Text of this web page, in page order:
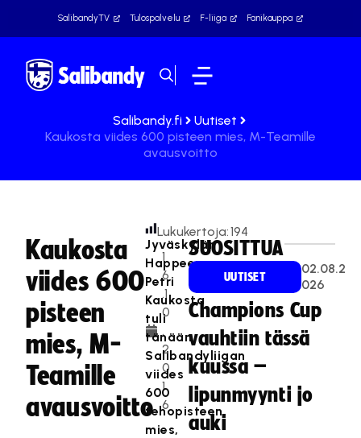
SalibandyTV Tulospalvelu F-liiga Fanikauppa
Salibandy.fi
Uutiset
Kaukosta viides 600 pisteen mies, M-Teamille
avausvoitto
Kaukosta
viides 600
pisteen
mies, M-
Teamille
avausvoitto
1
6
.1
0
.
2
0
1
6
Lukukertoja:194
Jyväskylän
Happeen
Petri
Kaukosta
tuli
tänään
Salibandyliigan
viides
600
tehopisteen
mies,
SUOSITTUA
UUTISET
02.08.2
026
Champions Cup
vauhtiin tässä
kuussa –
lipunmyynti jo
auki